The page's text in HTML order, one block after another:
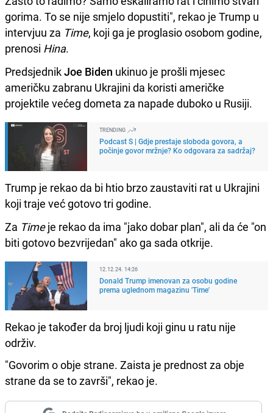
gorima. To se nije smjelo dopustiti", rekao je Trump u
intervjuu za Time, koji ga je proglasio osobom godine,
prenosi Hina.
PredsjednikJoe Biden ukinuo je prošli mjesec
američku zabranu Ukrajini da koristi američke
projektile većeg dometa za napade duboko u Rusiji.
TRENDING
Podcast S | Gdje prestaje sloboda govora, a
počinje govor mržnje? Ko odgovara za sadržaj?
Trump je rekao da bi htio brzo zaustaviti rat u Ukrajini
koji traje već gotovo tri godine.
Za Timeje rekao da ima "jako dobar plan", ali da će "on
biti gotovo bezvrijedan" ako ga sada otkrije.
12.12.24. 14:26
Donald Trump imenovan za osobu godine
prema uglednom magazinu 'Time'
Rekao je također da broj ljudi koji ginu u ratu nije
održiv.
"Govorim o obje strane. Zaista je prednost za obje
strane da se to završi", rekao je.